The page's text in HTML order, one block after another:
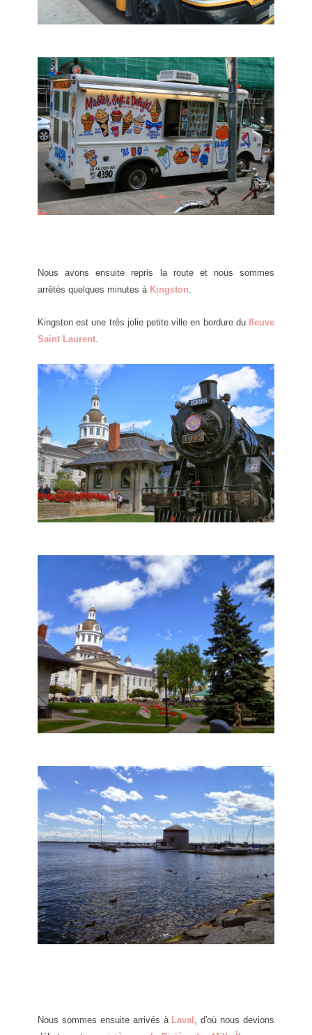
Nous avons ensuite repris la route et nous sommes
arrêtés quelques minutes à Kingston.
Kingston est une très jolie petite ville en bordure du fleuve
Saint Laurent.
Nous sommes ensuite arrivés à Laval
, d'où nous devions